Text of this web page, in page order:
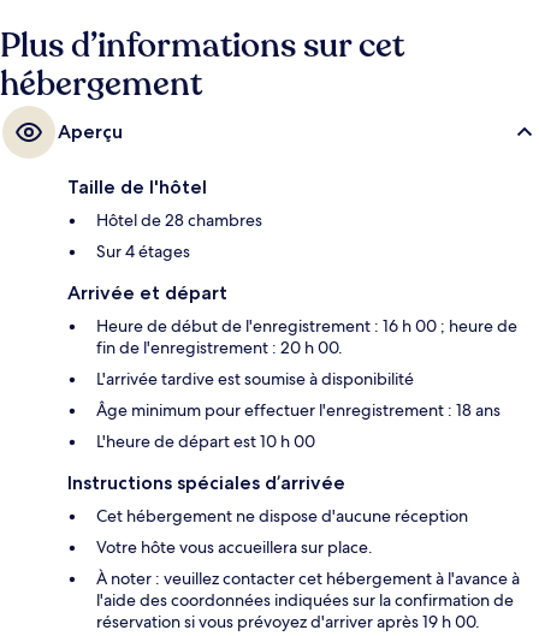
Plus d’informations sur cet
hébergement
Aperçu
Taille de l'hôtel
Hôtel de 28 chambres
Sur 4 étages
Arrivée et départ
Heure de début de l'enregistrement : 16 h 00 ; heure de
fin de l'enregistrement : 20 h 00.
L'arrivée tardive est soumise à disponibilité
Âge minimum pour effectuer l'enregistrement : 18 ans
L'heure de départ est 10 h 00
Instructions spéciales d’arrivée
Cet hébergement ne dispose d'aucune réception
Votre hôte vous accueillera sur place.
À noter : veuillez contacter cet hébergement à l'avance à
l'aide des coordonnées indiquées sur la confirmation de
réservation si vous prévoyez d'arriver après 19 h 00.